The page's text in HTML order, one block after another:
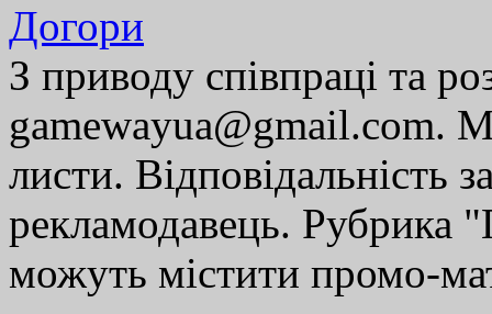
Догори
З приводу співпраці та
gamewayua@gmail.com.
листи. Відповідальність
рекламодавець. Рубрика
можуть містити промо-